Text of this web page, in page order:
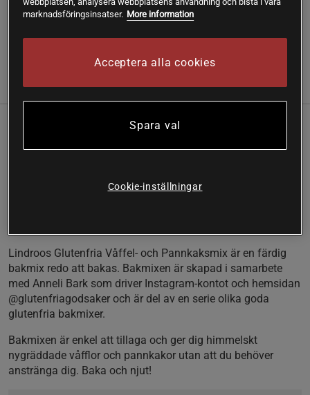
pannkakor enkelt hemifrån.
Läs mer
Information Recensioner Näring & Ingredienser
Med Lindroos Bakmixer kan du baka glutenfritt
hemma som ett proffs på enbart naturligt glutenfria
Lindroos Glutenfria Våffel- och Pannkaksmix är en färdig
bakmix redo att bakas. Bakmixen är skapad i samarbete
med Anneli Bark som driver Instagram-kontot och hemsidan
@glutenfriagodsaker och är del av en serie olika goda
glutenfria bakmixer.
Bakmixen är enkel att tillaga och ger dig himmelskt
nygräddade våfflor och pannkakor utan att du behöver
anstränga dig. Baka och njut!
marknadsföringsinsatser. More information
Acceptera alla cookies
Spara val
Cookie-inställningar